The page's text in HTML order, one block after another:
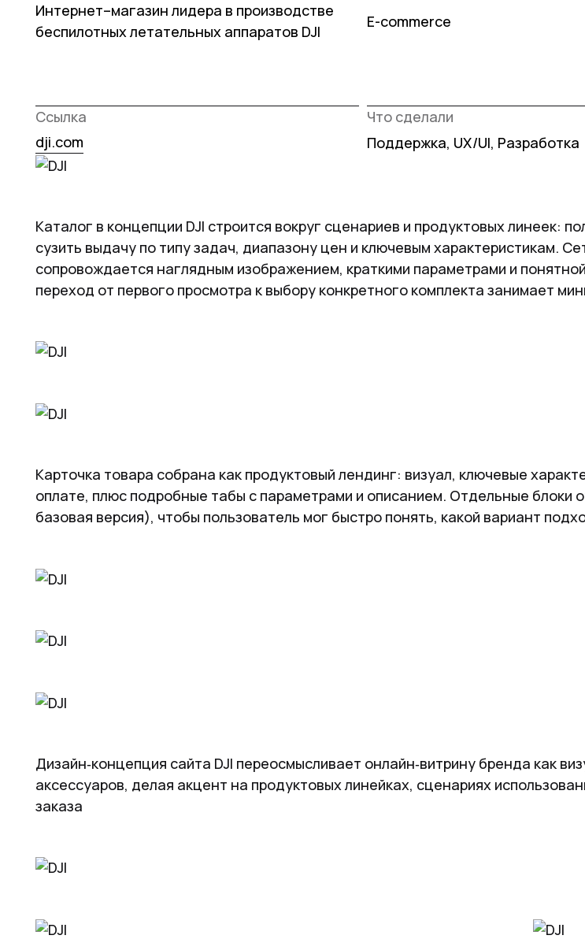
Интернет–магазин лидера в производстве
беспилотных летательных аппаратов DJI
E-commerce
Ссылка
dji.com
Что сделали
Поддержка, UX/UI, Разработка
Каталог в концепции DJI строится вокруг сценариев и продуктовых линеек:
сузить выдачу по типу задач, диапазону цен и ключевым характеристикам.
сопровождается наглядным изображением, краткими параметрами и
переход от первого просмотра к выбору конкретного комплекта занимает
Карточка товара собрана как продуктовый лендинг: визуал, ключевые
оплате, плюс подробные табы с параметрами и описанием. Отдельные блоки
базовая версия), чтобы пользователь мог быстро понять, какой вариант
Дизайн‑концепция сайта DJI переосмысливает онлайн‑витрину бренда как
аксессуаров, делая акцент на продуктовых линейках, сценариях
заказа